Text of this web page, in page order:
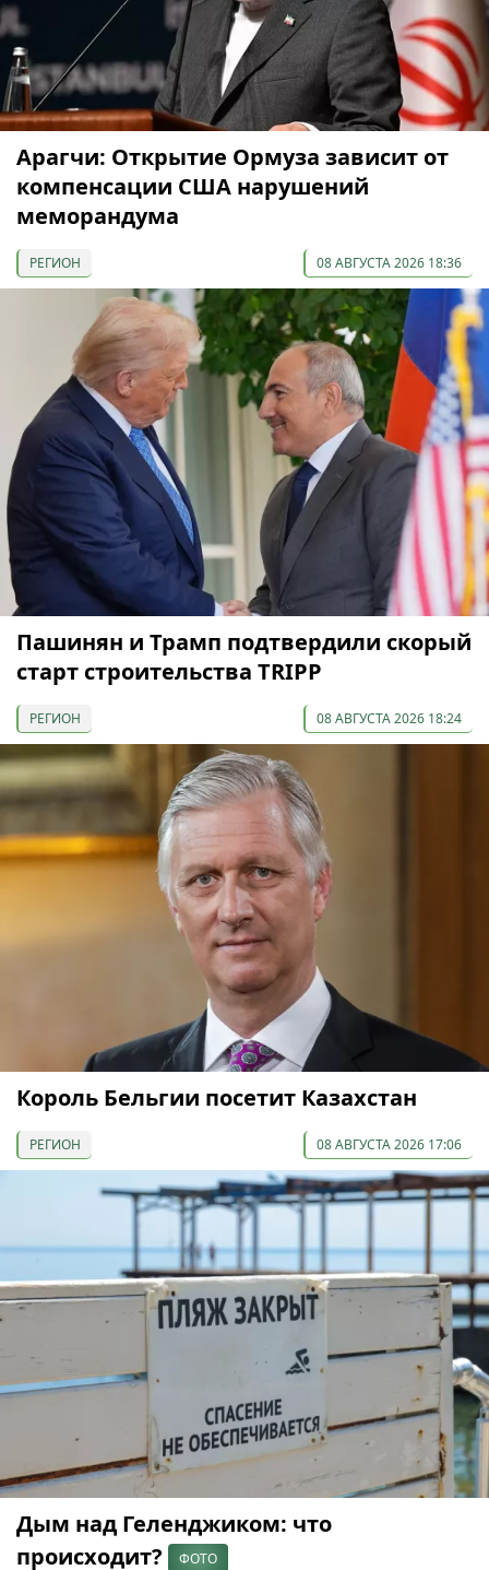
Арагчи: Открытие Ормуза зависит от
компенсации США нарушений
меморандума
РЕГИОН 08 АВГУСТА 2026 18:36
Пашинян и Трамп подтвердили скорый
старт строительства TRIPP
РЕГИОН 08 АВГУСТА 2026 18:24
Король Бельгии посетит Казахстан
РЕГИОН 08 АВГУСТА 2026 17:06
Дым над Геленджиком: что
происходит?
ФОТО